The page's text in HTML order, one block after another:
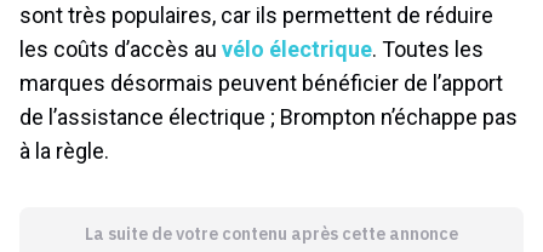
sont très populaires, car ils permettent de réduire
les coûts d’accès au vélo électrique. Toutes les
marques désormais peuvent bénéficier de l’apport
de l’assistance électrique ; Brompton n’échappe pas
à la règle.
La suite de votre contenu après cette annonce